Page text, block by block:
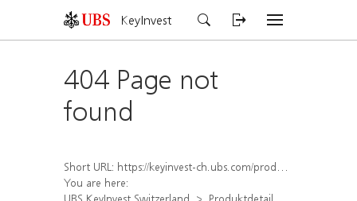
KeyInvest
404 Page not
found
Short URL: https://keyinvest-ch.ubs.com/produkt/detail/index/isin/CH1278644021
You are here: